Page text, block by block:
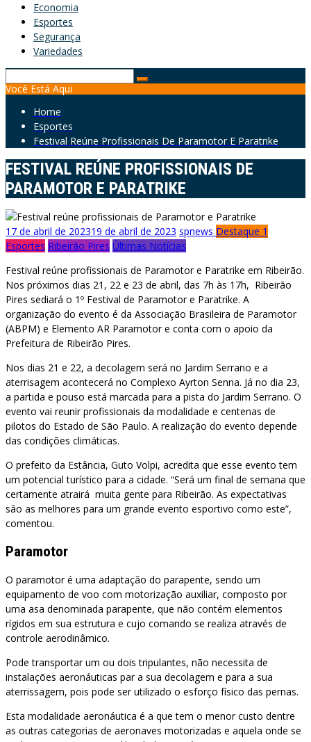
Economia
Esportes
Segurança
Variedades
for:
Você Está Aqui
Home
Esportes
Festival Reúne Profissionais De Paramotor E Paratrike
FESTIVAL REÚNE PROFISSIONAIS DE
PARAMOTOR E PARATRIKE
17 de abril de 202319 de abril de 2023 spnews Destaque 1
Esportes Ribeirão Pires Últimas Notícias
Festival reúne profissionais de Paramotor e Paratrike em Ribeirão.
Nos próximos dias 21, 22 e 23 de abril, das 7h às 17h, Ribeirão
Pires sediará o 1º Festival de Paramotor e Paratrike. A
organização do evento é da Associação Brasileira de Paramotor
(ABPM) e Elemento AR Paramotor e conta com o apoio da
Prefeitura de Ribeirão Pires.
Nos dias 21 e 22, a decolagem será no Jardim Serrano e a
aterrisagem acontecerá no Complexo Ayrton Senna. Já no dia 23,
a partida e pouso está marcada para a pista do Jardim Serrano. O
evento vai reunir profissionais da modalidade e centenas de
pilotos do Estado de São Paulo. A realização do evento depende
das condições climáticas.
O prefeito da Estância, Guto Volpi, acredita que esse evento tem
um potencial turístico para a cidade. “Será um final de semana que
certamente atrairá muita gente para Ribeirão. As expectativas
são as melhores para um grande evento esportivo como este”,
comentou.
Paramotor
O paramotor é uma adaptação do parapente, sendo um
equipamento de voo com motorização auxiliar, composto por
uma asa denominada parapente, que não contém elementos
rígidos em sua estrutura e cujo comando se realiza através de
controle aerodinâmico.
Pode transportar um ou dois tripulantes, não necessita de
instalações aeronáuticas par a sua decolagem e para a sua
aterrissagem, pois pode ser utilizado o esforço físico das pernas.
Esta modalidade aeronáutica é a que tem o menor custo dentre
as outras categorias de aeronaves motorizadas e aquela onde se